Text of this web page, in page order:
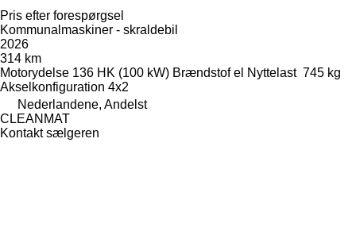
Pris efter forespørgsel
Kommunalmaskiner - skraldebil
2026
314 km
Motorydelse 136 HK (100 kW) Brændstof el Nyttelast 745 kg
Akselkonfiguration 4x2
Nederlandene, Andelst
CLEANMAT
Kontakt sælgeren